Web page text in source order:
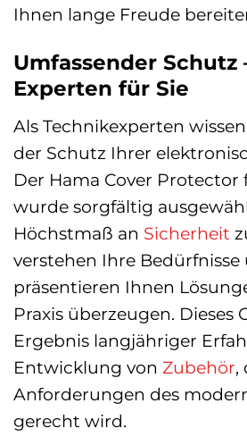
Ihnen lange Freude
Umfassender Schutz
Experten für Sie
Als Technikexperten
der Schutz Ihrer
Der Hama Cover Protector
wurde sorgfältig
Höchstmaß an Sicherheit
verstehen Ihre Bedürfnisse
präsentieren Ihnen
Praxis überzeugen. Dieses
Ergebnis langjähriger
Entwicklung von Zubehör,
Anforderungen des
gerecht wird.